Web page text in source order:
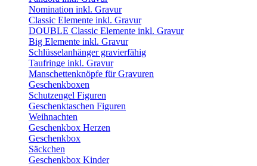
Nomination inkl. Gravur
Classic Elemente inkl. Gravur
DOUBLE Classic Elemente inkl. Gravur
Big Elemente inkl. Gravur
Schlüsselanhänger gravierfähig
Taufringe inkl. Gravur
Manschettenknöpfe für Gravuren
Geschenkboxen
Schutzengel Figuren
Geschenktaschen Figuren
Weihnachten
Geschenkbox Herzen
Geschenkbox
Säckchen
Geschenkbox Kinder